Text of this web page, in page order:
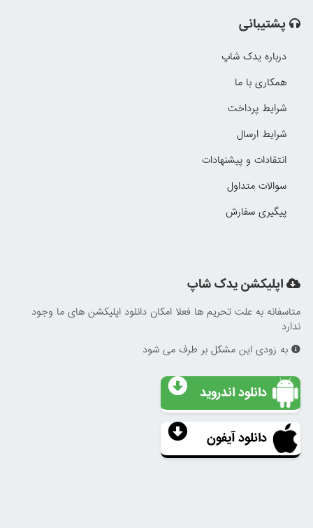
پشتیبانی
درباره یدک شاپ
همکاری با ما
شرایط پرداخت
شرایط ارسال
انتقادات و پیشنهادات
سوالات متداول
پیگیری سفارش
اپلیکشن یدک شاپ
متاسفانه به علت تحریم ها فعلا امکان دانلود اپلیکشن های ما وجود
ندارد
به زودی این مشکل بر طرف می شود
دانلود اندروید
دانلود آیفون